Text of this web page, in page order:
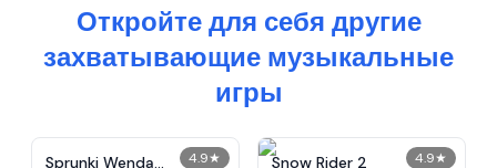
Откройте для себя другие
захватывающие музыкальные
игры
4.9★
Sprunki Wenda 4.9★
Snow Rider 2